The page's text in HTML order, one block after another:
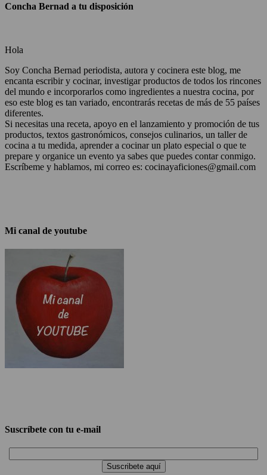
Concha Bernad a tu disposición
Hola
Soy Concha Bernad periodista, autora y cocinera este blog, me
encanta escribir y cocinar, investigar productos de todos los rincones
del mundo e incorporarlos como ingredientes a nuestra cocina, por
eso este blog es tan variado, encontrarás recetas de más de 55 países
diferentes.
Si necesitas una receta, apoyo en el lanzamiento y promoción de tus
productos, textos gastronómicos, consejos culinarios, un taller de
cocina a tu medida, aprender a cocinar un plato especial o que te
prepare y organice un evento ya sabes que puedes contar conmigo.
Escríbeme y hablamos, mi correo es: cocinayaficiones@gmail.com
Mi canal de youtube
Suscríbete con tu e-mail